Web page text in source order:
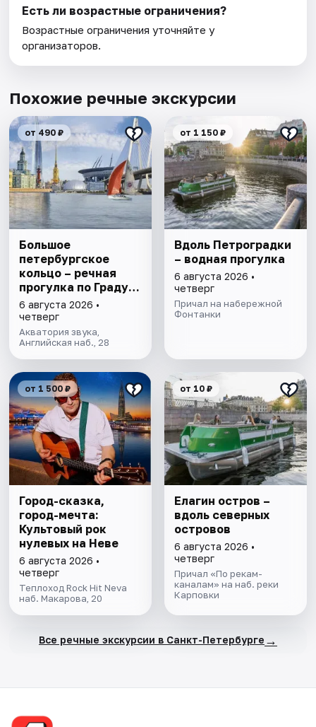
Есть ли возрастные ограничения?
Возрастные ограничения уточняйте у
организаторов.
Похожие речные экскурсии
от 490 ₽
Большое
петербургское
кольцо – речная
прогулка пo Граду
на Неве с
авторской
экскурсией и живой
музыкой в тёплом
салоне теплохода
6 августа 2026 •
четверг
Акватория звука,
Английская наб., 28
от 1 150 ₽
Вдоль Петроградки
– водная прогулка
6 августа 2026 •
четверг
Причал на набережной
Фонтанки
от 1 500 ₽
Город-сказка,
город-мечта:
Культовый рок
нулевых на Неве
6 августа 2026 •
четверг
Теплоход Rock Hit Neva
наб. Макарова, 20
от 10 ₽
Елагин остров –
вдоль северных
островов
6 августа 2026 •
четверг
Причал «По рекам-
каналам» на наб. реки
Карповки
Все речные экскурсии в Санкт-Петербурге →